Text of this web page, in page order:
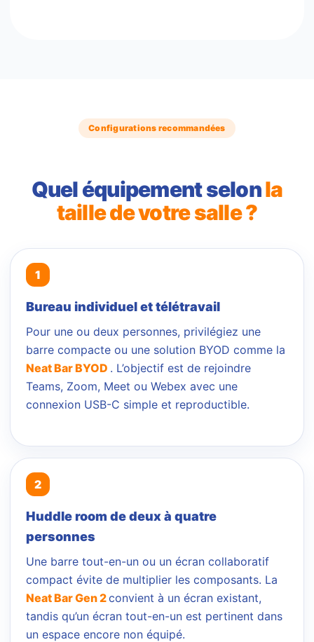
Configurations recommandées
Quel équipement selonla
taille de votre salle ?
Bureau individuel et télétravail
Pour une ou deux personnes, privilégiez une
barre compacte ou une solution BYOD comme la
Neat Bar BYOD . L’objectif est de rejoindre
Teams, Zoom, Meet ou Webex avec une
connexion USB-C simple et reproductible.
Huddle room de deux à quatre
personnes
Une barre tout-en-un ou un écran collaboratif
compact évite de multiplier les composants. La
Neat Bar Gen 2convient à un écran existant,
tandis qu’un écran tout-en-un est pertinent dans
un espace encore non équipé.